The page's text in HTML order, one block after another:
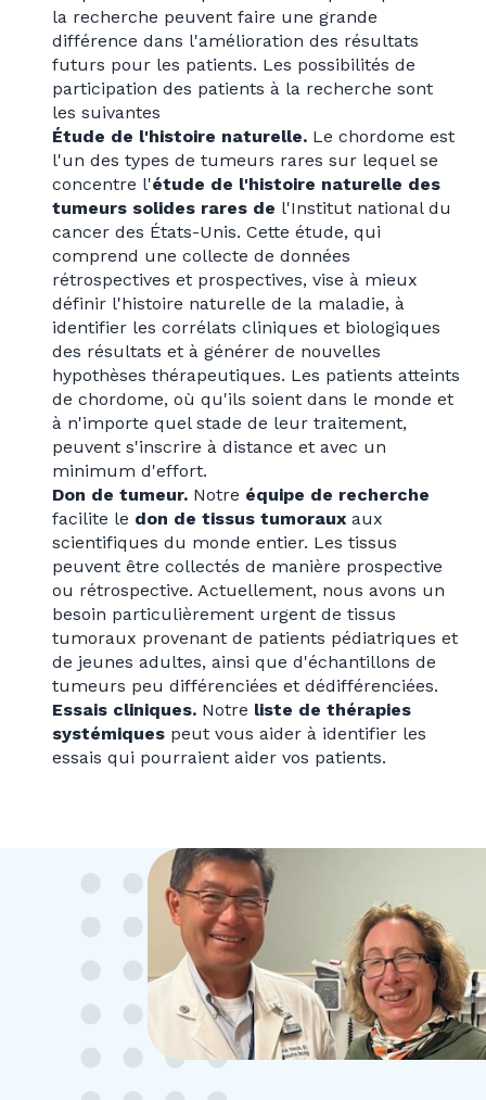
la recherche peuvent faire une grande
différence dans l'amélioration des résultats
futurs pour les patients. Les possibilités de
participation des patients à la recherche sont
les suivantes
Étude de l'histoire naturelle. Le chordome est
l'un des types de tumeurs rares sur lequel se
concentre l'étude de l'histoire naturelle des
tumeurs solides rares de l'Institut national du
cancer des États-Unis. Cette étude, qui
comprend une collecte de données
rétrospectives et prospectives, vise à mieux
définir l'histoire naturelle de la maladie, à
identifier les corrélats cliniques et biologiques
des résultats et à générer de nouvelles
hypothèses thérapeutiques. Les patients atteints
de chordome, où qu'ils soient dans le monde et
à n'importe quel stade de leur traitement,
peuvent s'inscrire à distance et avec un
minimum d'effort.
Don de tumeur. Notre équipe de recherche
facilite le don de tissus tumoraux aux
scientifiques du monde entier. Les tissus
peuvent être collectés de manière prospective
ou rétrospective. Actuellement, nous avons un
besoin particulièrement urgent de tissus
tumoraux provenant de patients pédiatriques et
de jeunes adultes, ainsi que d'échantillons de
tumeurs peu différenciées et dédifférenciées.
Essais cliniques. Notre liste de thérapies
systémiques peut vous aider à identifier les
essais qui pourraient aider vos patients.